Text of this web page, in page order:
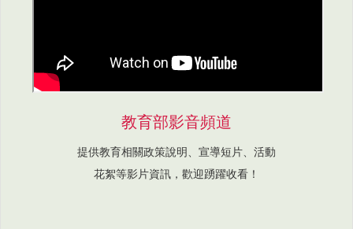
教育部影音頻道
提供教育相關政策說明、宣導短片、活動
花絮等影片資訊，歡迎踴躍收看！